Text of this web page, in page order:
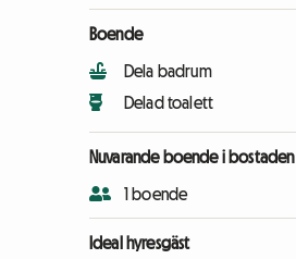
Boende
Dela badrum
Delad toalett
Nuvarande boende i bostaden
1 boende
Ideal hyresgäst